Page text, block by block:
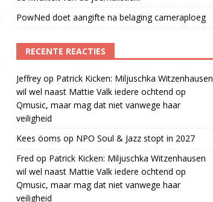
PowNed doet aangifte na belaging cameraploeg
RECENTE REACTIES
Jeffreyop Patrick Kicken: Miljuschka Witzenhausen
wil wel naast Mattie Valk iedere ochtend op
Qmusic, maar mag dat niet vanwege haar
veiligheid
Kees öoms op NPO Soul & Jazz stopt in 2027
Fred op Patrick Kicken: Miljuschka Witzenhausen
wil wel naast Mattie Valk iedere ochtend op
Qmusic, maar mag dat niet vanwege haar
veiligheid